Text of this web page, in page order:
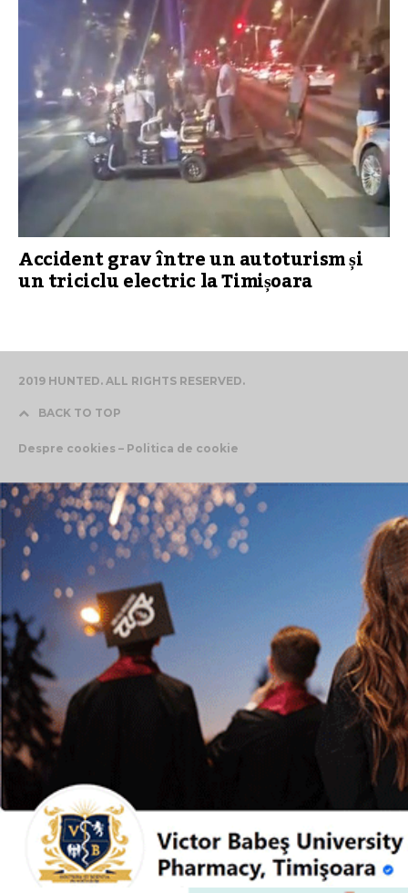
Accident grav între un autoturism și
un triciclu electric la Timișoara
2019 HUNTED. ALL RIGHTS RESERVED.
BACK TO TOP
Despre cookies – Politica de cookie